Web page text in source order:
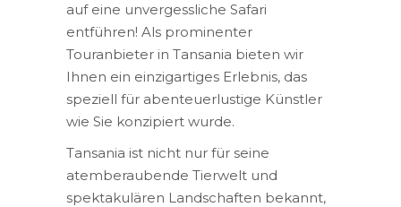
auf eine unvergessliche Safari
entführen! Als prominenter
Touranbieter in Tansania bieten wir
Ihnen ein einzigartiges Erlebnis, das
speziell für abenteuerlustige Künstler
wie Sie konzipiert wurde.
Tansania ist nicht nur für seine
atemberaubende Tierwelt und
spektakulären Landschaften bekannt,